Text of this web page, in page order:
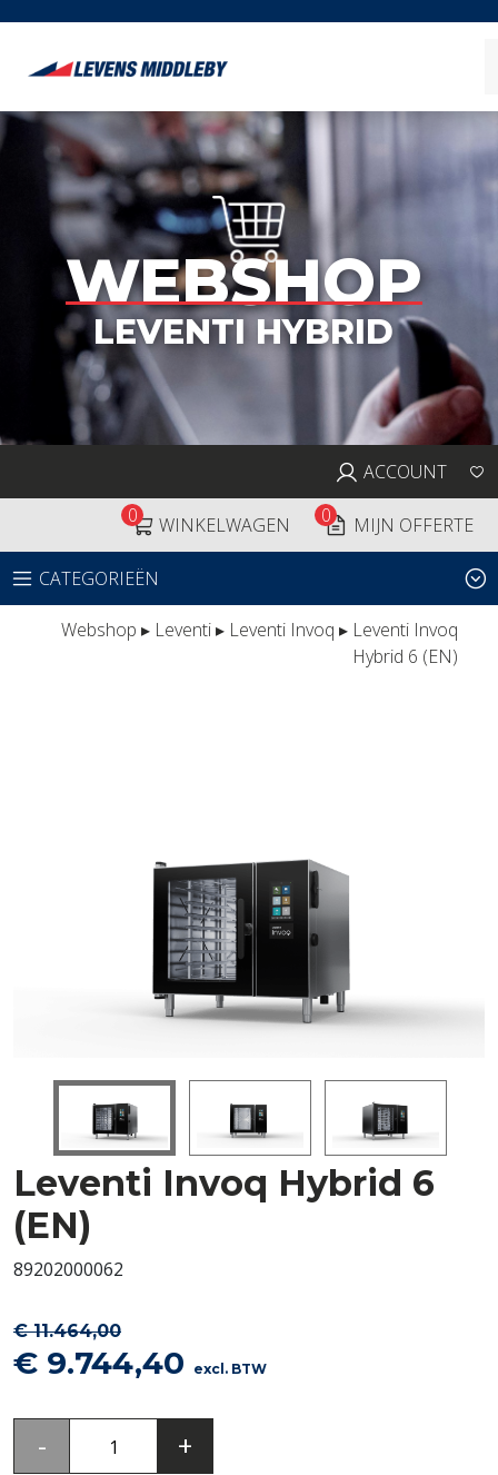
WEBSHOP
LEVENTI HYBRID
CATEGORIEËN
WINKELWAGEN
0 MIJN OFFERTE
0
ACCOUNT
Webshop ▸ Leventi▸ Leventi Invoq ▸ Leventi Invoq
Hybrid 6 (EN)
Leventi Invoq Hybrid 6
(EN)
89202000062
€11.464,00
Oorspronkelijke
was:
€ 11.464,00.
€ 9.744,40 Huidige
is:
€ 9.744,40.
excl. BTW
-
Invoq
+